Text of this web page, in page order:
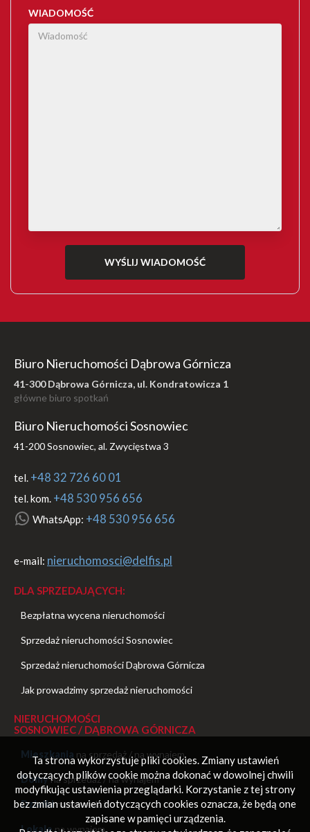
WIADOMOŚĆ
Biuro Nieruchomości Dąbrowa Górnicza
41-300 Dąbrowa Górnicza, ul. Kondratowicza 1
główne biuro spotkań
Biuro Nieruchomości Sosnowiec
41-200 Sosnowiec, al. Zwycięstwa 3
tel. +48 32 726 60 01
tel. kom. +48 530 956 656
WhatsApp: +48 530 956 656
e-mail: nieruchomosci@delfis.pl
DLA SPRZEDAJĄCYCH:
Bezpłatna wycena nieruchomości
Sprzedaż nieruchomości Sosnowiec
Sprzedaż nieruchomości Dąbrowa Górnicza
Jak prowadzimy sprzedaż nieruchomości
NIERUCHOMOŚCI
SOSNOWIEC / DĄBROWA GÓRNICZA
Mieszkania na sprzedaż /na wynajem
Domyna sprzedaż/na wynajem
Działkina sprzedaż
Lokalena wynajem
Ta strona wykorzystuje pliki cookies. Zmiany ustawień
dotyczących plików cookie można dokonać w dowolnej chwili
modyfikując ustawienia przeglądarki. Korzystanie z tej strony
bez zmian ustawień dotyczących cookies oznacza, że będą one
zapisane w pamięci urządzenia.